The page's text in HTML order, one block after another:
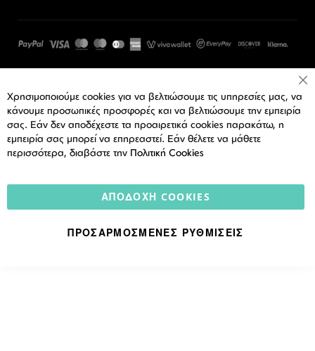
Χρησιμοποιούμε cookies για να βελτιώσουμε τις υπηρεσίες μας, να
κάνουμε προσωπικές προσφορές και να βελτιώσουμε την εμπειρία
σας. Εάν δεν αποδέχεστε τα προαιρετικά cookies παρακάτω, η
εμπειρία σας μπορεί να επηρεαστεί. Εάν θέλετε να μάθετε
περισσότερα, διαβάστε την Πολιτική Cookies
ΑΠΟΔΟΧΉ COOKIES
ΠΡΟΣΑΡΜΟΣΜΈΝΕΣ ΡΥΘΜΊΣΕΙΣ